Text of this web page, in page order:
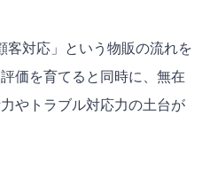
対応」という物販の流れを
価を育てると同時に、無在
やトラブル対応力の土台が